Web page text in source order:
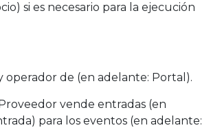
si es necesario para la ejecución
operador de (en adelante: Portal).
vende entradas (en
para los eventos (en adelante: